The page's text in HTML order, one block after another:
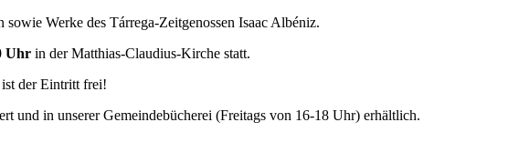
Werke des Tárrega-Zeitgenossen Isaac Albéniz.
Uhr in der Matthias-Claudius-Kirche statt.
der Eintritt frei!
und in unserer Gemeindebücherei (Freitags von 16-18 Uhr) erhältlich.